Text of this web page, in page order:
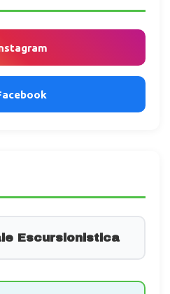
Escursionistica